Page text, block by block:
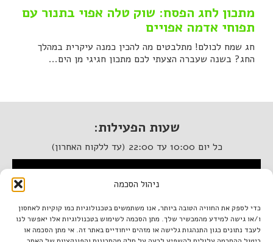
ניהול הסכמה
כדי לספק את החוויה הטובה ביותר, אנו משתמשים בטכנולוגיות כמו קוקיות לאחסון
ו/או גישה למידע מהמכשיר שלך. מתן הסכמה לשימוש בטכנולוגיות אלו יאפשר לנו
לעבד נתונים כגון התנהגות גלישה או מזהים ייחודיים באתר זה. אי מתן הסכמה או
מתכון לחג הפסח: שוק טלה אפוי בתנור עם
תפוחי אדמה אפויים
חג שמח לכולם! מתלבטים מה להכין כמנה עיקרית במהלך
החג? בשנה שעברה הצעתי לכם מתכון חגיגי מן הים...
שעות הפעילות:
כל יום 10:00 עד 22:00 (עד ללקוח האחרון)
המסעדה נגישה לנכים
איטלקיה בתחנה
מתחם התחנה, תל אביב.